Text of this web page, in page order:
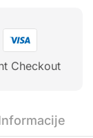
Checkout